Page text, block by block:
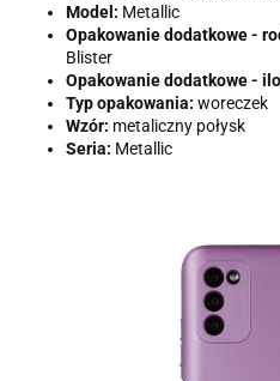
Model: Metallic
Opakowanie dodatkowe -
Blister
Opakowanie dodatkowe -
Typ opakowania: woreczek
Wzór: metaliczny połysk
Seria: Metallic